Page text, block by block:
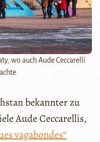
wo auch Aude Ceccarelli
bekannter zu
Aude Ceccarellis,
vagabondes“